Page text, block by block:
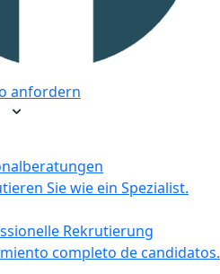
anfordern
Sie wie ein Spezialist.
Rekrutierung
completo de candidatos.